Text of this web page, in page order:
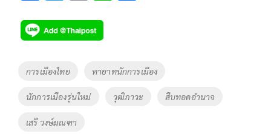
e
b
o
k
tt
er
p
y
Li
n
k
Tags
การเมืองไทย ทายาทนักการเมือง
นักการเมืองรุ่นใหม่ วุฒิภาวะ สืบทอดอำนาจ
เสรี วงษ์มณฑา